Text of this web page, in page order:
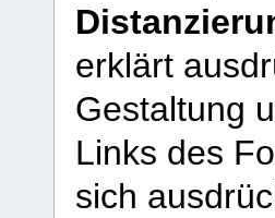
erklärt
Gestaltung
Links des
sich